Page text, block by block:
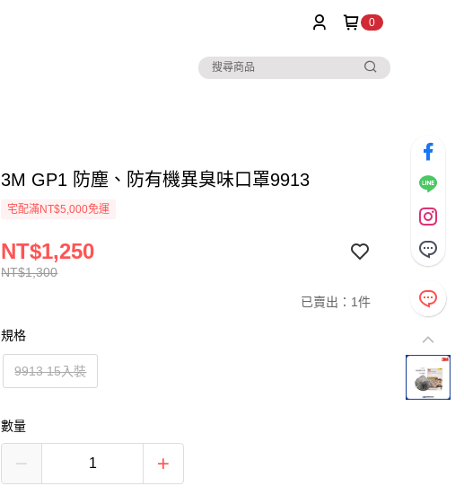
0
3M GP1 防塵、防有機異臭味口罩9913
宅配滿NT$5,000免運
NT$1,300
NT$1,250
已賣出：1件
規格
9913 15入裝
數量